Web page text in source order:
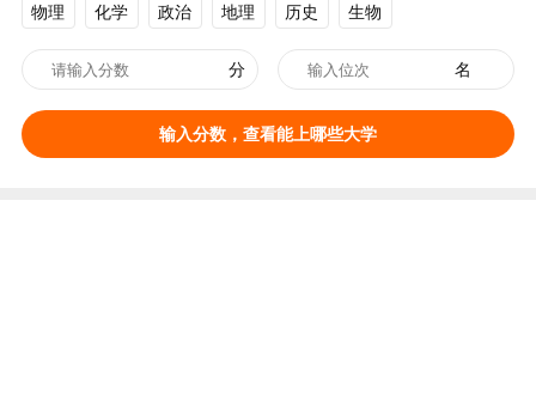
物理 化学 政治 地理 历史 生物
分 名
输入分数，查看能上哪些大学